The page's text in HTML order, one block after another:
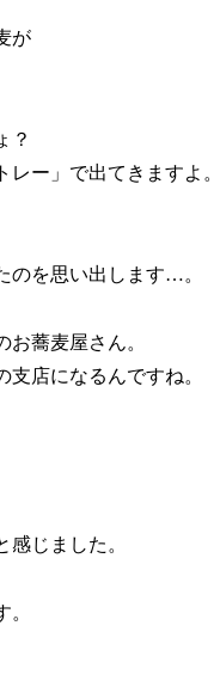
が
？
ー」で出てきますよ。
のを思い出します…。
蕎麦屋さん。
店になるんですね。
じました。